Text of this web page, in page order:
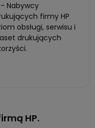
- Nabywcy
firmy HP
obsługi, serwisu i
drukujących
HP.